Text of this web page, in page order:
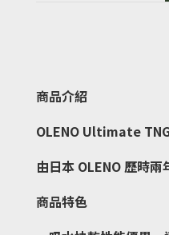
商品介紹
OLENO Ultimate
由日本 OLENO 歷時
商品特色